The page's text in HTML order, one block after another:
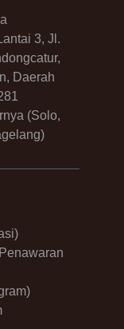
3, Jl.
Daerah
(Solo,